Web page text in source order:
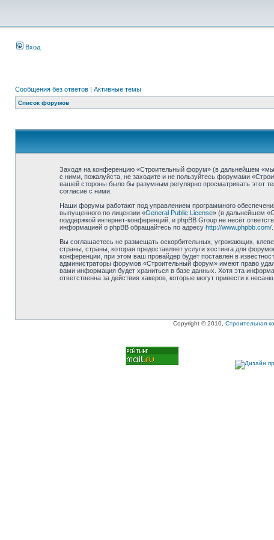
Вход
Сообщения без ответов | Активные темы
Список форумов
Заходя на конференцию «Строительный форум» (в дальнейшем
с ними, пожалуйста, не заходите и не пользуйтесь форумами
вашей стороны было бы разумным регулярно просматривать этот
согласие с ними.
Наши форумы работают под управлением программного
выпущенного по лицензии «General Public License» (в дальнейшем
поддержкой интернет-конференций, и phpBB Group не несёт
информацией о phpBB обращайтесь по адресу http://www.phpbb.com/.
Вы соглашаетесь не размещать оскорбительных, угрожающих,
страны, страны, которая предоставляет услуги хостинга для
конференции, при этом ваш провайдер будет поставлен в
администраторы форумов «Строительный форум» имеют право
вами информация будет храниться в базе данных. Хотя эта
ответственна за действия хакеров, которые могут привести к
Copyright © 2010, Строительная